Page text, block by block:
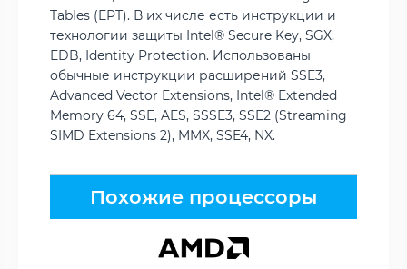
Tables (EPT). В их числе есть инструкции и
технологии защиты Intel® Secure Key, SGX,
EDB, Identity Protection. Использованы
обычные инструкции расширений SSE3,
Advanced Vector Extensions, Intel® Extended
Memory 64, SSE, AES, SSSE3, SSE2 (Streaming
SIMD Extensions 2), MMX, SSE4, NX.
Похожие процессоры